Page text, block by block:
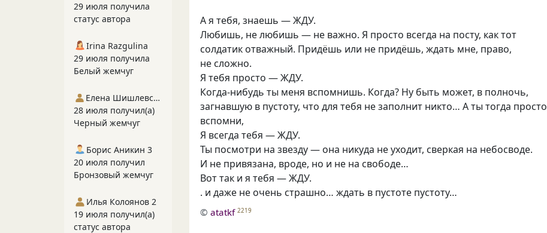
А я тебя, знаешь — ЖДУ.
Любишь, не любишь — не важно. Я просто всегда на посту, как тот
солдатик отважный. Придёшь или не придёшь, ждать мне, право,
не сложно.
Я тебя просто — ЖДУ.
Когда-нибудь ты меня вспомнишь. Когда? Ну быть может, в полночь,
загнавшую в пустоту, что для тебя не заполнит никто… А ты тогда просто
вспомни,
Я всегда тебя — ЖДУ.
Ты посмотри на звезду — она никуда не уходит, сверкая на небосводе.
И не привязана, вроде, но и не на свободе…
Вот так и я тебя — ЖДУ.
. и даже не очень страшно… ждать в пустоте пустоту…
©atatkf 2219
29 июля получила
статус автора
Irina Razgulina
29 июля получила
Белый жемчуг
Елена Шишлевская
28 июля получил(а)
Черный жемчуг
Борис Аникин 3
20 июля получил
Бронзовый жемчуг
Илья Колоянов 2
19 июля получил(а)
статус автора